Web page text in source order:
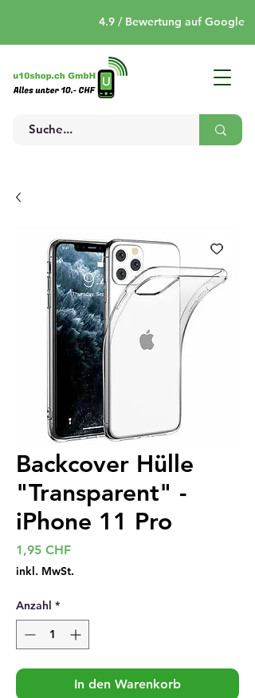
4.9 / Bewertung auf Google
Backcover Hülle
"Transparent" -
iPhone 11 Pro
1,95 CHFPreis
inkl. MwSt.
Anzahl *
In den Warenkorb